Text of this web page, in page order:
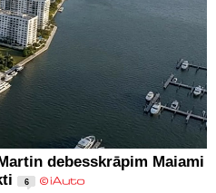
debesskrāpim Maiami
6